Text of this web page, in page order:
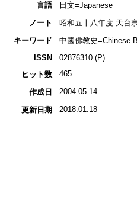
言語
日文=Japanese
ノート
昭和五十八年度 天台
キーワード
中國佛教史=Chinese
ISSN
02876310 (P)
ヒット数
465
作成日 2004.05.14
更新日期 2018.01.18